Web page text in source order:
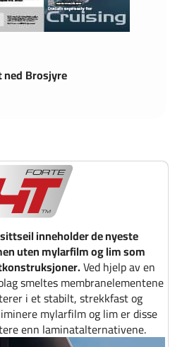
ned Brosjyre
inneholder de nyeste
uten mylarfilm og lim som
Ved hjelp av en
smeltes membranelementene
i et stabilt, strekkfast og
mylarfilm og lim er disse
enn laminatalternativene.